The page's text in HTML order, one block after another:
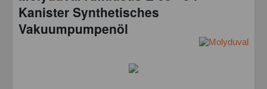
Kanister Synthetisches
Vakuumpumpenöl